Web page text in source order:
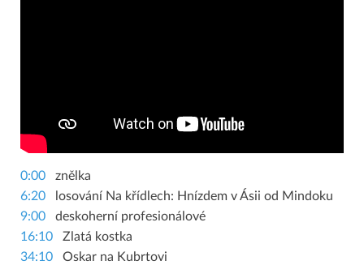
0:00 znělka
6:20 losování Na křídlech: Hnízdem v Ásii od Mindoku
9:00 deskoherní profesionálové
16:10 Zlatá kostka
34:10 Oskar na Kubrtovi